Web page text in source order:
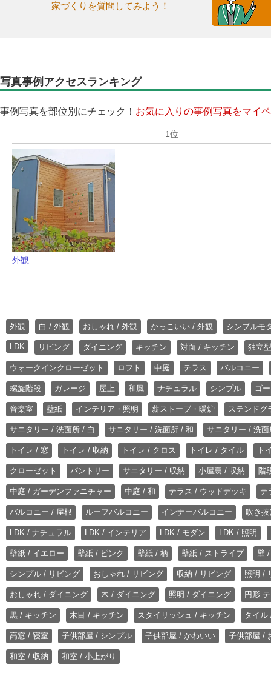
家づくりを質問してみよう！
写真事例アクセスランキング
事例写真を部位別にチェック！ お気に入りの事例写真をマイ
外観
外観 白 / 外観 おしゃれ / 外観 かっこいい / 外観 シンプルモ
LDK リビング ダイニング キッチン 対面 / キッチン 独立
ウォークインクローゼット ロフト 中庭 テラス バルコニー
螺旋階段 ガレージ 屋上 和風 ナチュラル シンプル ゴ
音楽室 壁紙 インテリア・照明 薪ストーブ・暖炉 ステンドグ
サニタリー / 洗面所 / 白 サニタリー / 洗面所 / 和 サニタリー / 洗
トイレ / 窓 トイレ / 収納 トイレ / クロス トイレ / タイル ト
クローゼット パントリー サニタリー / 収納 小屋裏 / 収納 階
中庭 / ガーデンファニチャー 中庭 / 和 テラス / ウッドデッキ テ
バルコニー / 屋根 ルーフバルコニー インナーバルコニー 吹き
LDK / ナチュラル LDK / インテリア LDK / モダン LDK / 照明
壁紙 / イエロー 壁紙 / ピンク 壁紙 / 柄 壁紙 / ストライプ 壁
シンプル / リビング おしゃれ / リビング 収納 / リビング 照明 /
おしゃれ / ダイニング 木 / ダイニング 照明 / ダイニング 円形
黒 / キッチン 木目 / キッチン スタイリッシュ / キッチン タイル
高窓 / 寝室 子供部屋 / シンプル 子供部屋 / かわいい 子供部屋 /
和室 / 収納 和室 / 小上がり